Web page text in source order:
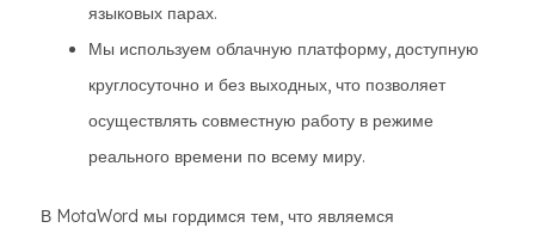
языковых парах.
Мы используем облачную платформу, доступную
круглосуточно и без выходных, что позволяет
осуществлять совместную работу в режиме
реального времени по всему миру.
В MotaWord мы гордимся тем, что являемся